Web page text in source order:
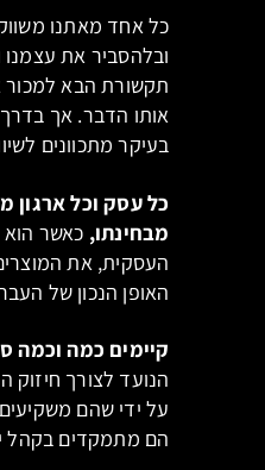
כל אחד מאתנו
ובלהסביר את עצמנו
תקשורת הבא למכור
אותו הדבר. אך
בעיקר מתכוונים
כל עסק וכל ארגון
מבחינתו, כאשר הוא
העסקית, את
האופן הנכון של
קיימים כמה וכמה
הנועד לצורך חיזוק
על ידי שהם
הם מתמקדים בקהל